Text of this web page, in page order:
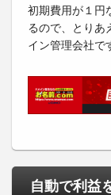
初期費用が１円
るので、とりあ
イン管理会社で
自動で利益